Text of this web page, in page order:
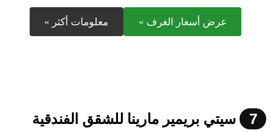
عرض أسعار الغرف » معلومات أكثر »
7 سيتي بريمير مارينا للشقق الفندقية